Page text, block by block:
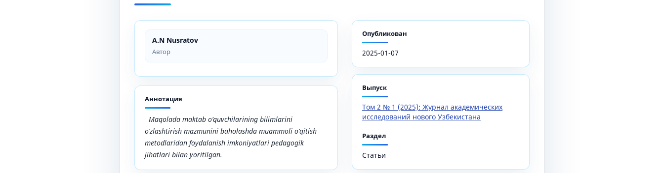
A.N Nusratov
Автор
Аннотация
Maqolada maktab o’quvchilarining bilimlarini
o’zlashtirish mazmunini baholashda muammoli o’qitish
metodlaridan foydalanish imkoniyatlari pedagogik
jihatlari bilan yoritilgan.
Опубликован
2025-01-07
Выпуск
Том 2 № 1 (2025): Журнал академических
исследований нового Узбекистана
Раздел
Статьи